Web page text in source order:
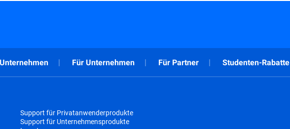
Für Unternehmen Für Partner Studenten-Rabatte
Support für Privatanwenderprodukte
Support für Unternehmensprodukte